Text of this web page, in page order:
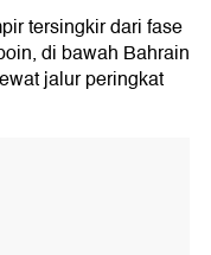
tersingkir dari fase
di bawah Bahrain
jalur peringkat